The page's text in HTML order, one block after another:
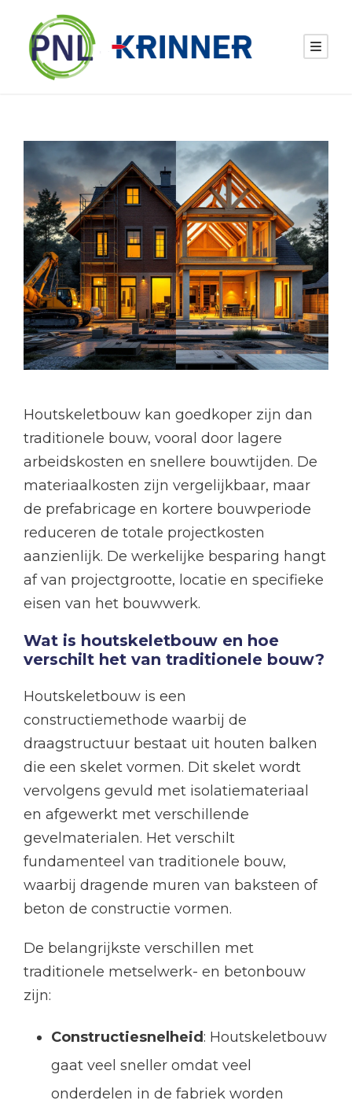
Houtskeletbouw kan goedkoper zijn dan
traditionele bouw, vooral door lagere
arbeidskosten en snellere bouwtijden. De
materiaalkosten zijn vergelijkbaar, maar
de prefabricage en kortere bouwperiode
reduceren de totale projectkosten
aanzienlijk. De werkelijke besparing hangt
af van projectgrootte, locatie en specifieke
eisen van het bouwwerk.
Wat is houtskeletbouw en hoe
verschilt het van traditionele bouw?
Houtskeletbouw is een
constructiemethode waarbij de
draagstructuur bestaat uit houten balken
die een skelet vormen. Dit skelet wordt
vervolgens gevuld met isolatiemateriaal
en afgewerkt met verschillende
gevelmaterialen. Het verschilt
fundamenteel van traditionele bouw,
waarbij dragende muren van baksteen of
beton de constructie vormen.
De belangrijkste verschillen met
traditionele metselwerk- en betonbouw
zijn:
Constructiesnelheid : Houtskeletbouw
gaat veel sneller omdat veel
onderdelen in de fabriek worden